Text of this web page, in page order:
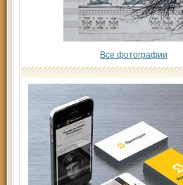
Все фотографии